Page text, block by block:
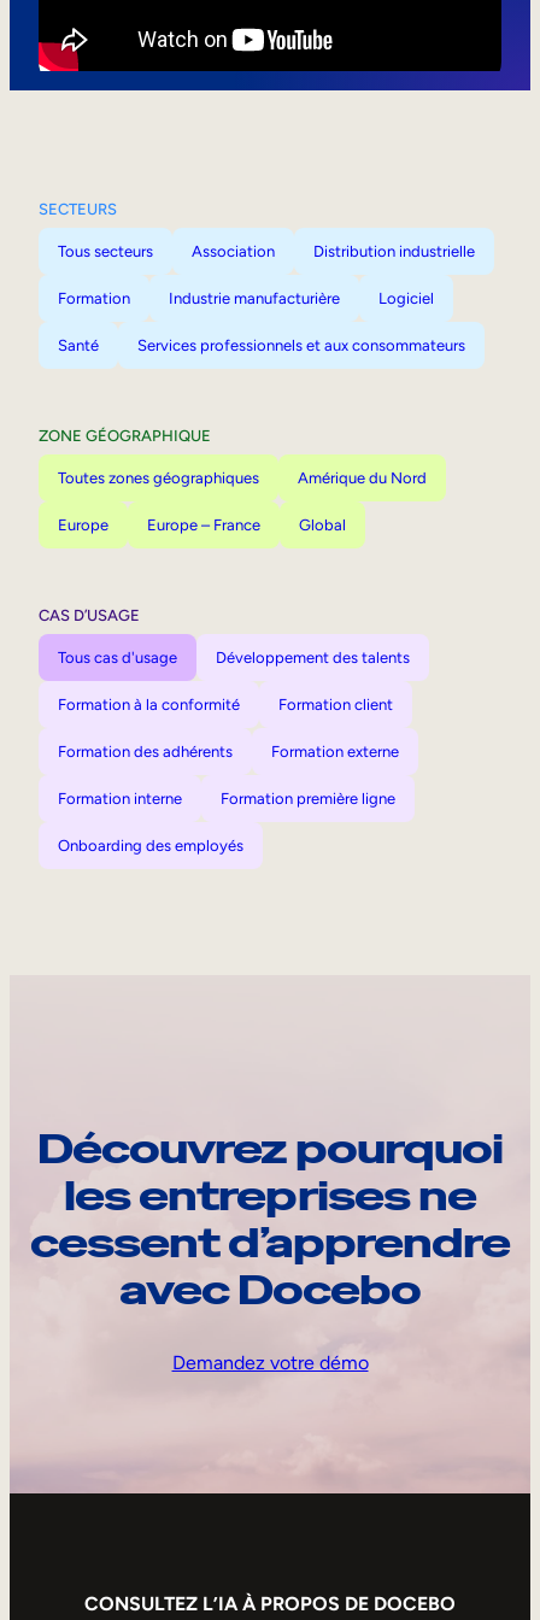
SECTEURS
Tous secteurs Association Distribution industrielle
Formation Industrie manufacturière Logiciel
Santé Services professionnels et aux consommateurs
ZONE GÉOGRAPHIQUE
Toutes zones géographiques Amérique du Nord
Europe Europe – France Global
CAS D’USAGE
Tous cas d'usage Développement des talents
Formation à la conformité Formation client
Formation des adhérents Formation externe
Formation interne Formation première ligne
Onboarding des employés
Découvrez pourquoi
les entreprises ne
cessent d’apprendre
avec Docebo
Demandez votre démo
CONSULTEZ L’IA À PROPOS DE DOCEBO